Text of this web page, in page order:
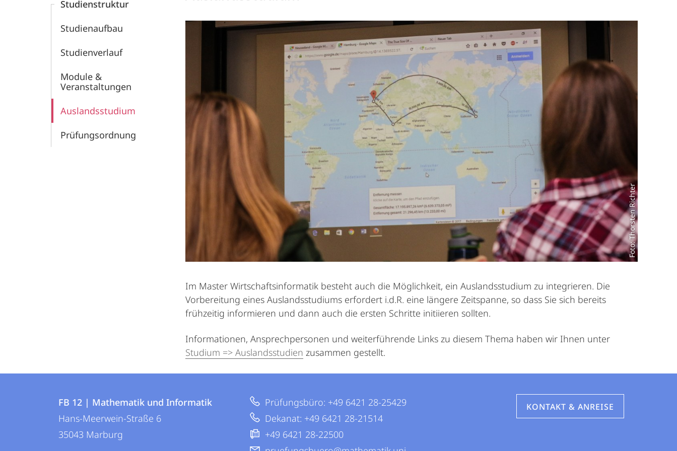
Studienstruktur
Studienaufbau
Studienverlauf
Module &
Veranstaltungen
Auslandsstudium
Prüfungsordnung
Foto: Thorsten Richter
Im Master Wirtschaftsinformatik besteht auch die Möglichkeit, ein Auslandsstudium zu integrieren. Die
Vorbereitung eines Auslandsstudiums erfordert i.d.R. eine längere Zeitspanne, so dass Sie sich bereits
frühzeitig informieren und dann auch die ersten Schritte initiieren sollten.
Informationen, Ansprechpersonen und weiterführende Links zu diesem Thema haben wir Ihnen unter
Studium => Auslandsstudien zusammen gestellt.
Informationen
Kontaktinformationen
FB
12
FB 12 | Mathematik und Informatik
Hans-Meerwein-Straße 6
35043 Marburg
Prüfungsbüro: +49 6421 28-25429
Dekanat: +49 6421 28-21514
+49 6421 28-22500
KONTAKT & ANREISE